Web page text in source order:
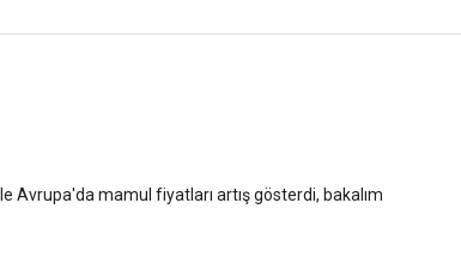
Avrupa'da mamul fiyatları artış gösterdi, bakalım